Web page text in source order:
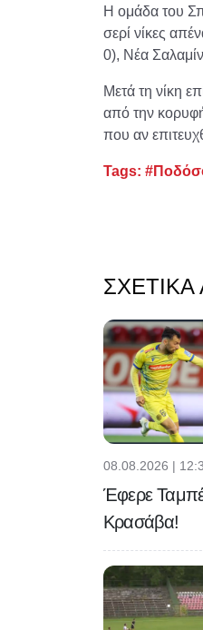
Η ομάδα του
σερί νίκες
0), Νέα
Μετά τη νίκη
από την
που αν
Tags:
08.08.2026 |
Έφερε
Κρασάβα!